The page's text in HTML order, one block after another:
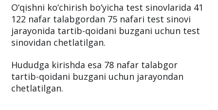
O‘qishni ko‘chirish bo‘yicha test sinovlarida 41
122 nafar talabgordan 75 nafari test sinovi
jarayonida tartib-qoidani buzgani uchun test
sinovidan chetlatilgan.
Hududga kirishda esa 78 nafar talabgor
tartib-qoidani buzgani uchun jarayondan
chetlatilgan.